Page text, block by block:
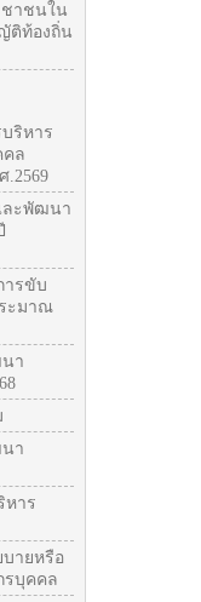
ชาชนใน
ติท้องถิ่น
ริหาร
คล
ละพัฒนา
ารขับ
ะมาณ
า
า
หาร
ายหรือ
รบุคคล